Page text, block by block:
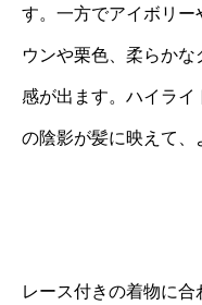
す。一方でアイボリー
ウンや栗色、柔らか
感が出ます。ハイライ
の陰影が髪に映えて、
レース付きの着物に合